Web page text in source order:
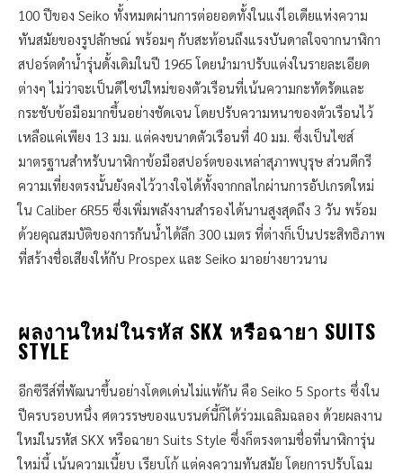
100 ปีของ Seiko ทั้งหมดผ่านการต่อยอดทั้งในแง่ไอเดียแห่งความ
ทันสมัยของรูปลักษณ์ พร้อมๆ กับสะท้อนถึงแรงบันดาลใจจากนาฬิกา
สปอร์ตดำน้ำรุ่นดั้งเดิมในปี 1965 โดยนำมาปรับแต่งในรายละเอียด
ต่างๆ ไม่ว่าจะเป็นดีไซน์ใหม่ของตัวเรือนที่เน้นความกะทัดรัดและ
กระชับข้อมือมากขึ้นอย่างชัดเจน โดยปรับความหนาของตัวเรือนไว้
เหลือแค่เพียง 13 มม. แต่คงขนาดตัวเรือนที่ 40 มม. ซึ่งเป็นไซส์
มาตรฐานสำหรับนาฬิกาข้อมือสปอร์ตของเหล่าสุภาพบุรุษ ส่วนดีกรี
ความเที่ยงตรงนั้นยังคงไว้วางใจได้ทั้งจากกลไกผ่านการอัปเกรดใหม่
ใน Caliber 6R55 ซึ่งเพิ่มพลังงานสำรองได้นานสูงสุดถึง 3 วัน พร้อม
ด้วยคุณสมบัติของการกันน้ำได้ลึก 300 เมตร ที่ต่างก็เป็นประสิทธิภาพ
ที่สร้างชื่อเสียงให้กับ Prospex และ Seiko มาอย่างยาวนาน
ผลงานใหม่ในรหัส SKX หรือฉายา SUITS
STYLE
อีกซีรีส์ที่พัฒนาขึ้นอย่างโดดเด่นไม่แพ้กัน คือ Seiko 5 Sports ซึ่งใน
ปีครบรอบหนึ่ง ศตวรรษของแบรนด์นี้ก็ได้ร่วมเฉลิมฉลอง ด้วยผลงาน
ใหม่ในรหัส SKX หรือฉายา Suits Style ซึ่งก็ตรงตามชื่อที่นาฬิการุ่น
ใหม่นี้ เน้นความเนี้ยบ เรียบโก้ แต่คงความทันสมัย โดยการปรับโฉม